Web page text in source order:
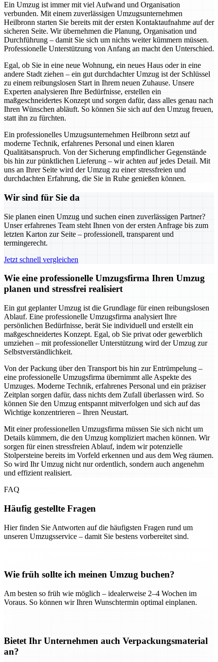
Ein Umzug ist immer mit viel Aufwand und Organisation
verbunden. Mit einem zuverlässigen Umzugsunternehmen
Heilbronn starten Sie bereits mit der ersten Kontaktaufnahme auf der
sicheren Seite. Wir übernehmen die Planung, Organisation und
Durchführung – damit Sie sich um nichts weiter kümmern müssen.
Professionelle Unterstützung von Anfang an macht den Unterschied.
Egal, ob Sie in eine neue Wohnung, ein neues Haus oder in eine
andere Stadt ziehen – ein gut durchdachter Umzug ist der Schlüssel
zu einem reibungslosen Start in Ihrem neuen Zuhause. Unsere
Experten analysieren Ihre Bedürfnisse, erstellen ein
maßgeschneidertes Konzept und sorgen dafür, dass alles genau nach
Ihren Wünschen abläuft. So können Sie sich auf den Umzug freuen,
statt ihn zu fürchten.
Ein professionelles Umzugsunternehmen Heilbronn setzt auf
moderne Technik, erfahrenes Personal und einen klaren
Qualitätsanspruch. Von der Sicherung empfindlicher Gegenstände
bis hin zur pünktlichen Lieferung – wir achten auf jedes Detail. Mit
uns an Ihrer Seite wird der Umzug zu einer stressfreien und
durchdachten Erfahrung, die Sie in Ruhe genießen können.
Wir sind für Sie da
Sie planen einen Umzug und suchen einen zuverlässigen Partner?
Unser erfahrenes Team steht Ihnen von der ersten Anfrage bis zum
letzten Karton zur Seite – professionell, transparent und
termingerecht.
Jetzt schnell vergleichen
Wie eine professionelle Umzugsfirma Ihren Umzug
planen und stressfrei realisiert
Ein gut geplanter Umzug ist die Grundlage für einen reibungslosen
Ablauf. Eine professionelle Umzugsfirma analysiert Ihre
persönlichen Bedürfnisse, berät Sie individuell und erstellt ein
maßgeschneidertes Konzept. Egal, ob Sie privat oder gewerblich
umziehen – mit professioneller Unterstützung wird der Umzug zur
Selbstverständlichkeit.
Von der Packung über den Transport bis hin zur Entrümpelung –
eine professionelle Umzugsfirma übernimmt alle Aspekte des
Umzuges. Moderne Technik, erfahrenes Personal und ein präziser
Zeitplan sorgen dafür, dass nichts dem Zufall überlassen wird. So
können Sie den Umzug entspannt mitverfolgen und sich auf das
Wichtige konzentrieren – Ihren Neustart.
Mit einer professionellen Umzugsfirma müssen Sie sich nicht um
Details kümmern, die den Umzug kompliziert machen können. Wir
sorgen für einen stressfreien Ablauf, indem wir potenzielle
Stolpersteine bereits im Vorfeld erkennen und aus dem Weg räumen.
So wird Ihr Umzug nicht nur ordentlich, sondern auch angenehm
und effizient realisiert.
FAQ
Häufig gestellte Fragen
Hier finden Sie Antworten auf die häufigsten Fragen rund um
unseren Umzugsservice – damit Sie bestens vorbereitet sind.
Wie früh sollte ich meinen Umzug buchen?
Am besten so früh wie möglich – idealerweise 2–4 Wochen im
Voraus. So können wir Ihren Wunschtermin optimal einplanen.
Bietet Ihr Unternehmen auch Verpackungsmaterial
an?